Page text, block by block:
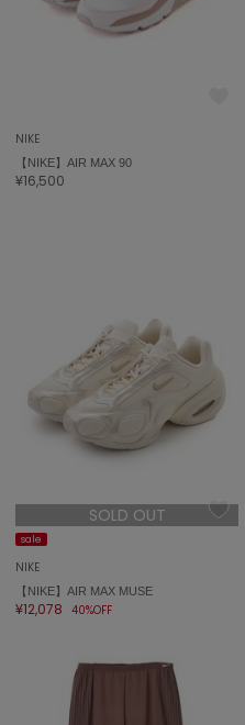
NIKE
【NIKE】AIR MAX 90
¥16,500
SOLD OUT
sale
NIKE
【NIKE】AIR MAX MUSE
¥12,078 40%OFF